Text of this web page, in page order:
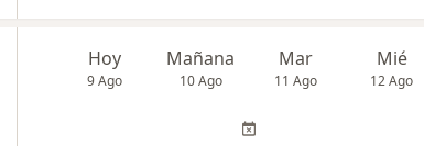
Hoy
9 Ago
Mañana
10 Ago
Mar
11 Ago
Mié
12 Ago